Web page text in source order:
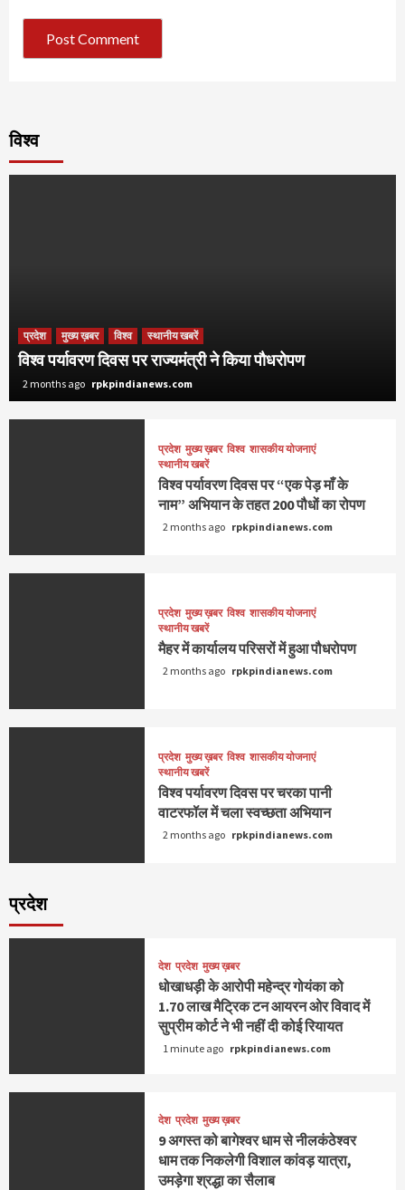
विश्व
प्रदेश मुख्य ख़बर विश्व स्थानीय खबरें
विश्व पर्यावरण दिवस पर राज्यमंत्री ने किया पौधरोपण
2 months ago rpkpindianews.com
प्रदेश मुख्य ख़बर विश्व शासकीय योजनाएं
स्थानीय खबरें
विश्व पर्यावरण दिवस पर “एक पेड़ माँ के
नाम” अभियान के तहत 200 पौधों का रोपण
2 months ago rpkpindianews.com
प्रदेश मुख्य ख़बर विश्व शासकीय योजनाएं
स्थानीय खबरें
मैहर में कार्यालय परिसरों में हुआ पौधरोपण
2 months ago rpkpindianews.com
प्रदेश मुख्य ख़बर विश्व शासकीय योजनाएं
स्थानीय खबरें
विश्व पर्यावरण दिवस पर चरका पानी
वाटरफॉल में चला स्वच्छता अभियान
2 months ago rpkpindianews.com
प्रदेश
देश प्रदेश मुख्य ख़बर
धोखाधड़ी के आरोपी महेन्द्र गोयंका को
1.70 लाख मैट्रिक टन आयरन ओर विवाद में
सुप्रीम कोर्ट ने भी नहीं दी कोई रियायत
1 minute ago rpkpindianews.com
देश प्रदेश मुख्य ख़बर
9 अगस्त को बागेश्वर धाम से नीलकंठेश्वर
धाम तक निकलेगी विशाल कांवड़ यात्रा,
उमड़ेगा श्रद्धा का सैलाब